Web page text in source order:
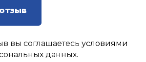
вы соглашаетесьусловиями
данных.